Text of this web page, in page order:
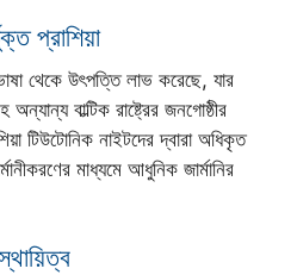
প্রাশিয়া
ভাষা থেকে উৎপত্তি লাভ করেছে, যার
বাল্টিক রাষ্ট্রের জনগোষ্ঠীর
টিউটোনিক নাইটদের দ্বারা অধিকৃত
মাধ্যমে আধুনিক জার্মানির